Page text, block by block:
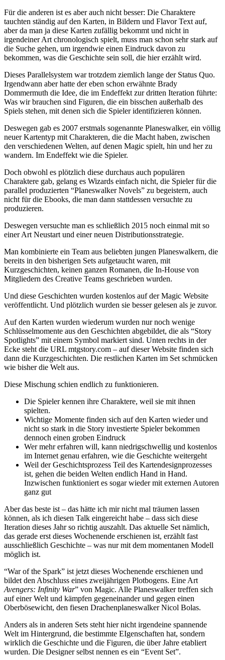
Für die anderen ist es aber auch nicht besser: Die Charaktere
tauchten ständig auf den Karten, in Bildern und Flavor Text auf,
aber da man ja diese Karten zufällig bekommt und nicht in
irgendeiner Art chronologisch spielt, muss man schon sehr stark auf
die Suche gehen, um irgendwie einen Eindruck davon zu
bekommen, was die Geschichte sein soll, die hier erzählt wird.
Dieses Parallelsystem war trotzdem ziemlich lange der Status Quo.
Irgendwann aber hatte der eben schon erwähnte Brady
Dommermuth die Idee, die im Endeffekt zur dritten Iteration führte:
Was wir brauchen sind Figuren, die ein bisschen außerhalb des
Spiels stehen, mit denen sich die Spieler identifizieren können.
Deswegen gab es 2007 erstmals sogenannte Planeswalker, ein völlig
neuer Kartentyp mit Charakteren, die die Macht haben, zwischen
den verschiedenen Welten, auf denen Magic spielt, hin und her zu
wandern. Im Endeffekt wie die Spieler.
Doch obwohl es plötzlich diese durchaus auch populären
Charaktere gab, gelang es Wizards einfach nicht, die Spieler für die
parallel produzierten “Planeswalker Novels” zu begeistern, auch
nicht für die Ebooks, die man dann stattdessen versuchte zu
produzieren.
Deswegen versuchte man es schließlich 2015 noch einmal mit so
einer Art Neustart und einer neuen Distributionsstrategie.
Man kombinierte ein Team aus beliebten jungen Planeswalkern, die
bereits in den bisherigen Sets aufgetaucht waren, mit
Kurzgeschichten, keinen ganzen Romanen, die In-House von
Mitgliedern des Creative Teams geschrieben wurden.
Und diese Geschichten wurden kostenlos auf der Magic Website
veröffentlicht. Und plötzlich wurden sie besser gelesen als je zuvor.
Auf den Karten wurden wiederum wurden nur noch wenige
Schlüsselmomente aus den Geschichten abgebildet, die als “Story
Spotlights” mit einem Symbol markiert sind. Unten rechts in der
Ecke steht die URL mtgstory.com – auf dieser Website finden sich
dann die Kurzgeschichten. Die restlichen Karten im Set schmücken
wie bisher die Welt aus.
Diese Mischung schien endlich zu funktionieren.
Die Spieler kennen ihre Charaktere, weil sie mit ihnen
spielten.
Wichtige Momente finden sich auf den Karten wieder und
nicht so stark in die Story investierte Spieler bekommen
dennoch einen groben Eindruck
Wer mehr erfahren will, kann niedrigschwellig und kostenlos
im Internet genau erfahren, wie die Geschichte weitergeht
Weil der Geschichtsprozess Teil des Kartendesignprozesses
ist, gehen die beiden Welten endlich Hand in Hand.
Inzwischen funktioniert es sogar wieder mit externen Autoren
ganz gut
Aber das beste ist – das hätte ich mir nicht mal träumen lassen
können, als ich diesen Talk eingereicht habe – dass sich diese
Iteration dieses Jahr so richtig auszahlt. Das aktuelle Set nämlich,
das gerade erst dieses Wochenende erschienen ist, erzählt fast
ausschließlich Geschichte – was nur mit dem momentanen Modell
möglich ist.
“War of the Spark” ist jetzt dieses Wochenende erschienen und
bildet den Abschluss eines zweijährigen Plotbogens. Eine Art
Avengers: Infinity War” von Magic. Alle Planeswalker treffen sich
auf einer Welt und kämpfen gegeneinander und gegen einen
Oberbösewicht, den fiesen Drachenplaneswalker Nicol Bolas.
Anders als in anderen Sets steht hier nicht irgendeine spannende
Welt im Hintergrund, die bestimmte EIgenschaften hat, sondern
wirklich die Geschichte und die Figuren, die über Jahre etabliert
wurden. Die Designer selbst nennen es ein “Event Set”.